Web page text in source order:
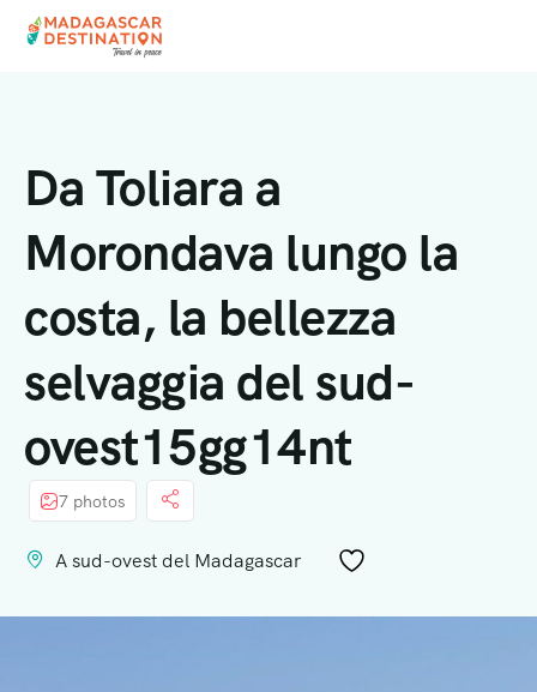
Da Toliara a
Morondava lungo la
costa, la bellezza
selvaggia del sud-
ovest15gg14nt
7 photos
A sud-ovest del Madagascar